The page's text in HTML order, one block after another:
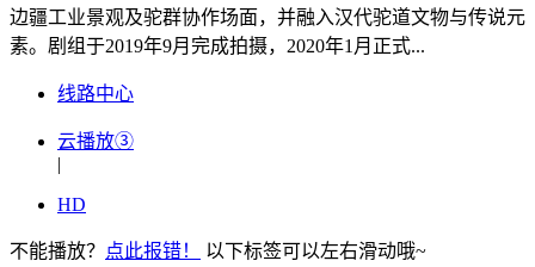
边疆工业景观及驼群协作场面，并融入汉代驼道文物与传说元
素。剧组于2019年9月完成拍摄，2020年1月正式...
线路中心
云播放③
|
HD
不能播放？ 点此报错！ 以下标签可以左右滑动哦~